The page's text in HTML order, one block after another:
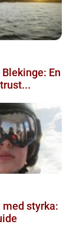
En
styrka: